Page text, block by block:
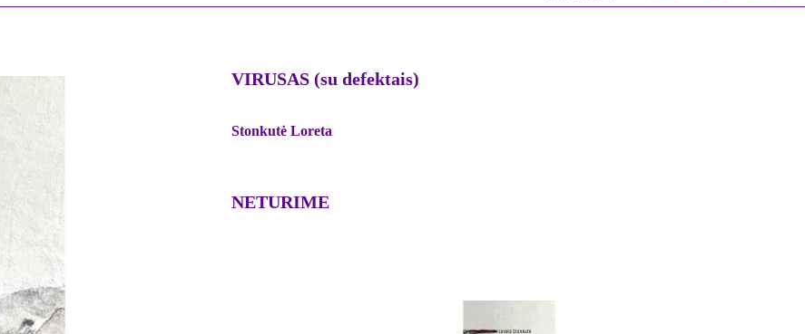
VIRUSAS (su defektais)
Stonkutė Loreta
NETURIME